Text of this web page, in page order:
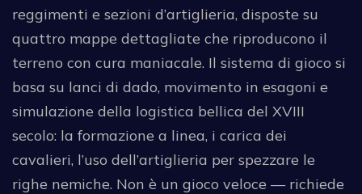
reggimenti e sezioni d’artiglieria, disposte su
quattro mappe dettagliate che riproducono il
terreno con cura maniacale. Il sistema di gioco si
basa su lanci di dado, movimento in esagoni e
simulazione della logistica bellica del XVIII
secolo: la formazione a linea, i carica dei
cavalieri, l’uso dell’artiglieria per spezzare le
righe nemiche. Non è un gioco veloce — richiede